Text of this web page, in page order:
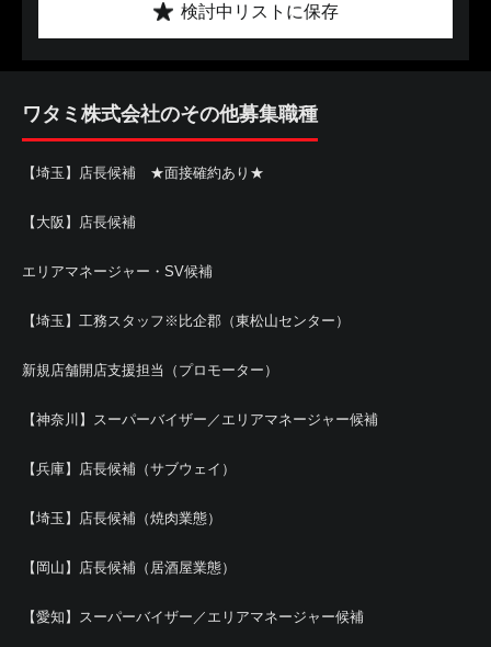
検討中リストに保存
ワタミ株式会社のその他募集職種
【埼玉】店長候補 ★面接確約あり★
【大阪】店長候補
エリアマネージャー・SV候補
【埼玉】工務スタッフ※比企郡（東松山センター）
新規店舗開店支援担当（プロモーター）
【神奈川】スーパーバイザー／エリアマネージャー候補
【兵庫】店長候補（サブウェイ）
【埼玉】店長候補（焼肉業態）
【岡山】店長候補（居酒屋業態）
【愛知】スーパーバイザー／エリアマネージャー候補